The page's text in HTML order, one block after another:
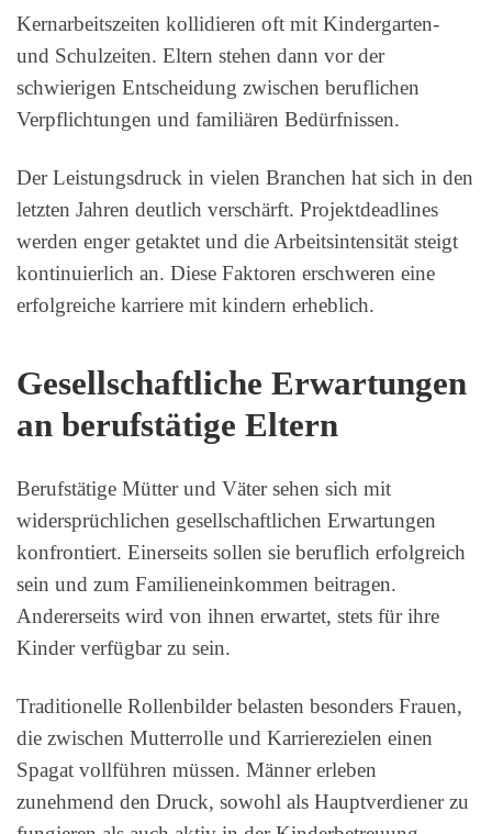
Kernarbeitszeiten kollidieren oft mit Kindergarten-
und Schulzeiten. Eltern stehen dann vor der
schwierigen Entscheidung zwischen beruflichen
Verpflichtungen und familiären Bedürfnissen.
Der Leistungsdruck in vielen Branchen hat sich in den
letzten Jahren deutlich verschärft. Projektdeadlines
werden enger getaktet und die Arbeitsintensität steigt
kontinuierlich an. Diese Faktoren erschweren eine
erfolgreiche karriere mit kindern erheblich.
Gesellschaftliche Erwartungen
an berufstätige Eltern
Berufstätige Mütter und Väter sehen sich mit
widersprüchlichen gesellschaftlichen Erwartungen
konfrontiert. Einerseits sollen sie beruflich erfolgreich
sein und zum Familieneinkommen beitragen.
Andererseits wird von ihnen erwartet, stets für ihre
Kinder verfügbar zu sein.
Traditionelle Rollenbilder belasten besonders Frauen,
die zwischen Mutterrolle und Karrierezielen einen
Spagat vollführen müssen. Männer erleben
zunehmend den Druck, sowohl als Hauptverdiener zu